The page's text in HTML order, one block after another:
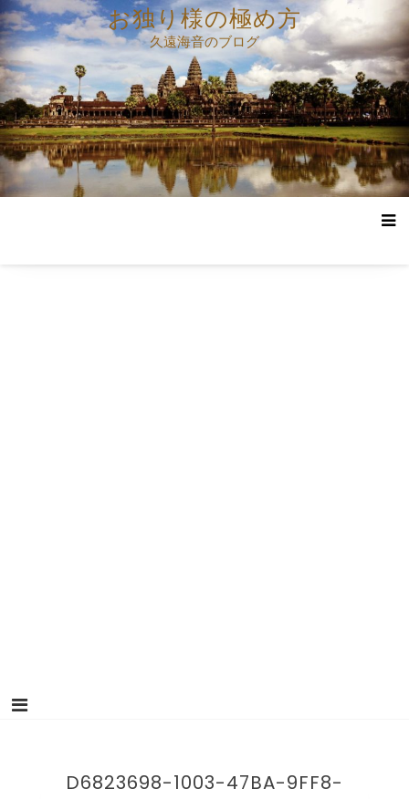
コ
ン
テ
ン
ツ
へ
ス
キ
ッ
お独り様の極め方
久遠海音のブログ
D6823698-1003-47BA-9FF8-